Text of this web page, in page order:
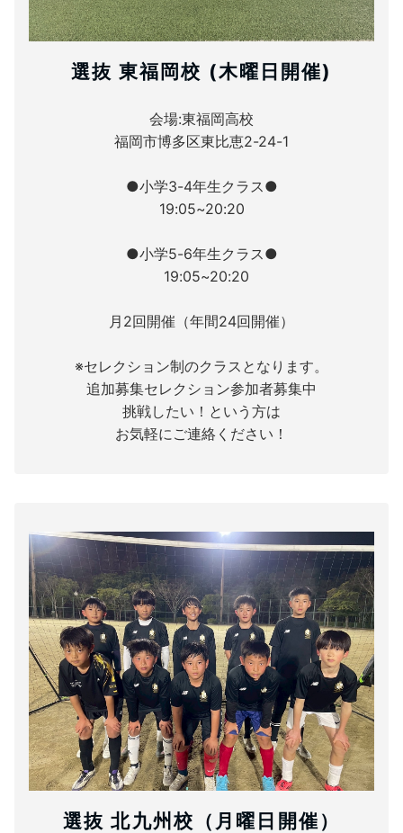
選抜 東福岡校 (木曜日開催)
会場:東福岡高校
福岡市博多区東比恵2-24-1
●小学3-4年生クラス●
19:05~20:20
●小学5-6年生クラス●
19:05~20:20
月2回開催（年間24回開催）
※セレクション制のクラスとなります。
追加募集セレクション参加者募集中
挑戦したい！という方は
お気軽にご連絡ください！
選抜 北九州校（月曜日開催）